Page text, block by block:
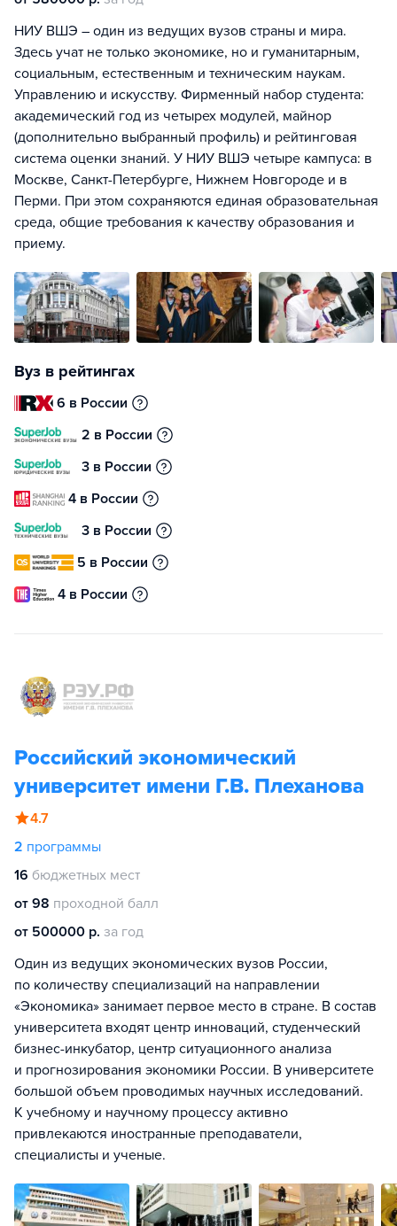
НИУ ВШЭ – один из ведущих вузов страны и мира.
Здесь учат не только экономике, но и гуманитарным,
социальным, естественным и техническим наукам.
Управлению и искусству. Фирменный набор студента:
академический год из четырех модулей, майнор
(дополнительно выбранный профиль) и рейтинговая
система оценки знаний. У НИУ ВШЭ четыре кампуса: в
Москве, Санкт-Петербурге, Нижнем Новгороде и в
Перми. При этом сохраняются единая образовательная
среда, общие требования к качеству образования и
приему.
Вуз в рейтингах
6 в России
2 в России
3 в России
4 в России
3 в России
5 в России
4 в России
Российский экономический
университет имени Г.В. Плеханова
4.7
2 программы
16 бюджетных мест
от 98 проходной балл
от 500000 р. за год
Один из ведущих экономических вузов России,
по количеству специализаций на направлении
«Экономика» занимает первое место в стране. В состав
университета входят центр инноваций, студенческий
бизнес-инкубатор, центр ситуационного анализа
и прогнозирования экономики России. В университете
большой объем проводимых научных исследований.
К учебному и научному процессу активно
привлекаются иностранные преподаватели,
специалисты и ученые.